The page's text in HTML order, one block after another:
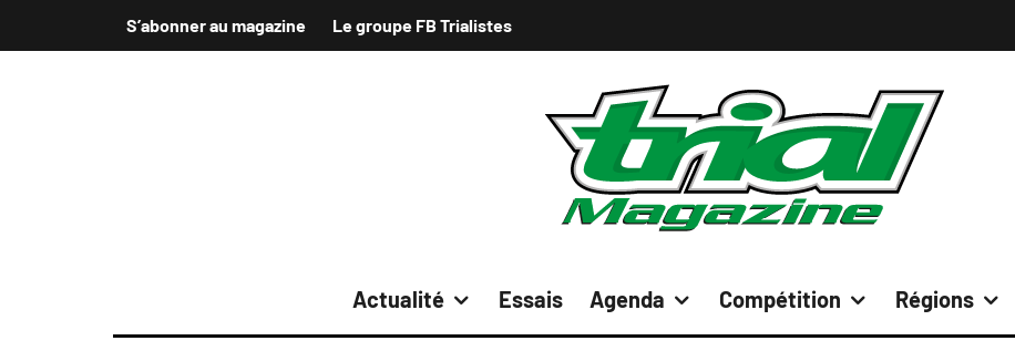
S’abonner au magazine Le groupe FB Trialistes
Actualité Essais Agenda Compétition Régions